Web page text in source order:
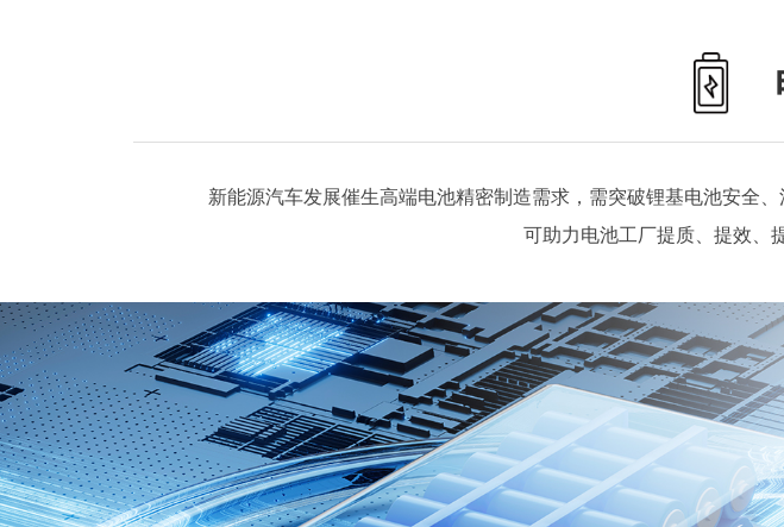
新能源汽车发展催生高端电池精密制造需求，需突破锂基电池安全
可助力电池工厂提质、提效、